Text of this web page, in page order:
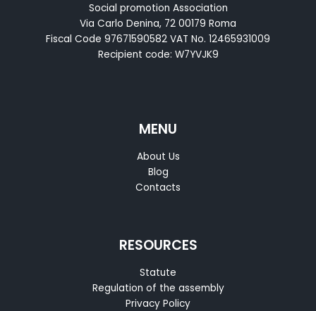
Social promotion Association
Via Carlo Denina, 72 00179 Roma
Fiscal Code 97671590582 VAT No. 12465931009
Recipient code: W7YVJK9
MENU
About Us
Blog
Contacts
RESOURCES
Statute
Regulation of the assembly
Privacy Policy